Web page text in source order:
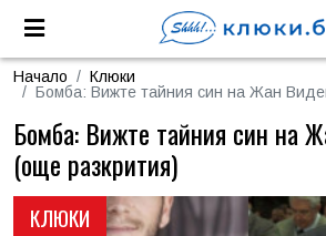
Начало
Клюки
Бомба: Вижте тайния син на Жан
КЛЮКИ
Бомба: Вижте тайния син на
(още разкрития)